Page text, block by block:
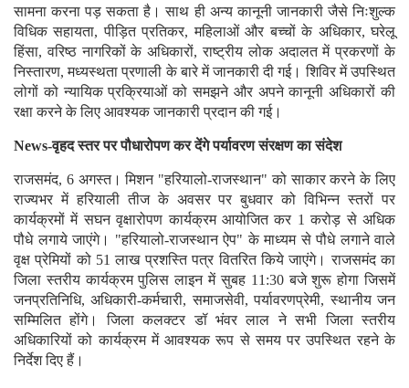
सामना करना पड़ सकता है। साथ ही अन्य कानूनी जानकारी जैसे निःशुल्क
विधिक सहायता, पीड़ित प्रतिकर, महिलाओं और बच्चों के अधिकार, घरेलू
हिंसा, वरिष्ठ नागरिकों के अधिकारों, राष्ट्रीय लोक अदालत में प्रकरणों के
निस्तारण, मध्यस्थता प्रणाली के बारे में जानकारी दी गई। शिविर में उपस्थित
लोगों को न्यायिक प्रक्रियाओं को समझने और अपने कानूनी अधिकारों की
रक्षा करने के लिए आवश्यक जानकारी प्रदान की गई।
News-वृहद स्तर पर पौधारोपण कर देंगे पर्यावरण संरक्षण का संदेश
राजसमंद, 6 अगस्त। मिशन "हरियालो-राजस्थान" को साकार करने के लिए
राज्यभर में हरियाली तीज के अवसर पर बुधवार को विभिन्न स्तरों पर
कार्यक्रमों में सघन वृक्षारोपण कार्यक्रम आयोजित कर 1 करोड़ से अधिक
पौधे लगाये जाएंगे। "हरियालो-राजस्थान ऐप" के माध्यम से पौधे लगाने वाले
वृक्ष प्रेमियों को 51 लाख प्रशस्ति पत्र वितरित किये जाएंगे। राजसमंद का
जिला स्तरीय कार्यक्रम पुलिस लाइन में सुबह 11:30 बजे शुरू होगा जिसमें
जनप्रतिनिधि, अधिकारी-कर्मचारी, समाजसेवी, पर्यावरणप्रेमी, स्थानीय जन
सम्मिलित होंगे। जिला कलक्टर डॉ भंवर लाल ने सभी जिला स्तरीय
अधिकारियों को कार्यक्रम में आवश्यक रूप से समय पर उपस्थित रहने के
निर्देश दिए हैं।